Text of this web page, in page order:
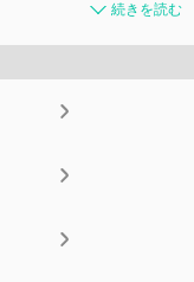
続きを読む